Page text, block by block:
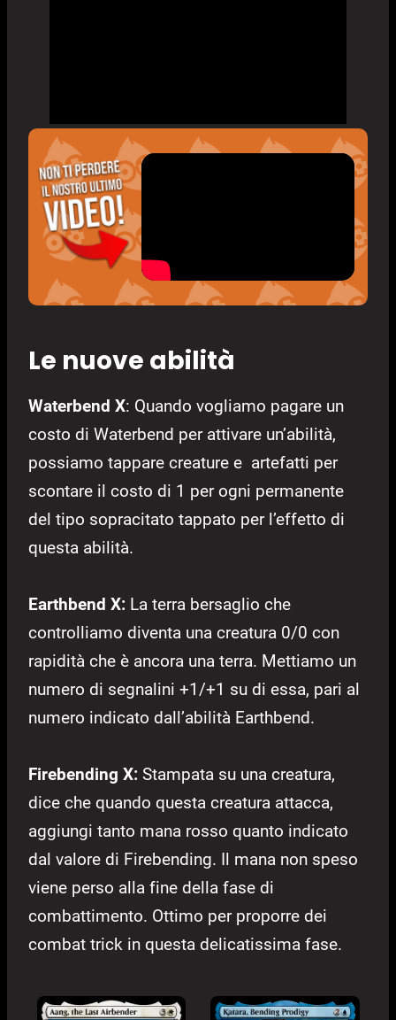
Le nuove abilità
Waterbend X: Quando vogliamo pagare un
costo di Waterbend per attivare un’abilità,
possiamo tappare creature e artefatti per
scontare il costo di 1 per ogni permanente
del tipo sopracitato tappato per l’effetto di
questa abilità.
Earthbend X: La terra bersaglio che
controlliamo diventa una creatura 0/0 con
rapidità che è ancora una terra. Mettiamo un
numero di segnalini +1/+1 su di essa, pari al
numero indicato dall’abilità Earthbend.
Firebending X: Stampata su una creatura,
dice che quando questa creatura attacca,
aggiungi tanto mana rosso quanto indicato
dal valore di Firebending. Il mana non speso
viene perso alla fine della fase di
combattimento. Ottimo per proporre dei
combat trick in questa delicatissima fase.